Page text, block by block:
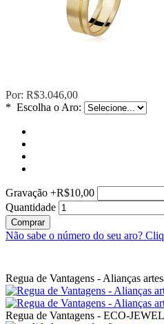
Por: R$3.046,00
* Escolha o Aro:
Gravação +R$10,00
Quantidade
Comprar
Não sabe o número do seu aro?
Regua de Vantagens - Alianças
Regua de Vantagens - ECO-